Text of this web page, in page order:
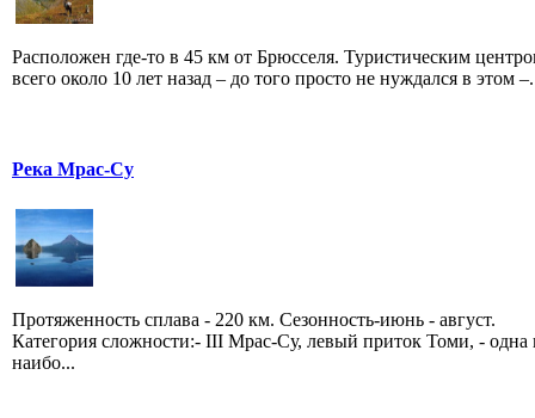
Расположен где-то в 45 км от Брюсселя. Туристическим
всего около 10 лет назад – до того просто не нуждался в этом
Река Мрас-Су
Протяженность сплава - 220 км. Сезонность-июнь - август.
Категория сложности:- III Мрас-Су, левый приток Томи, - одна
наибо...